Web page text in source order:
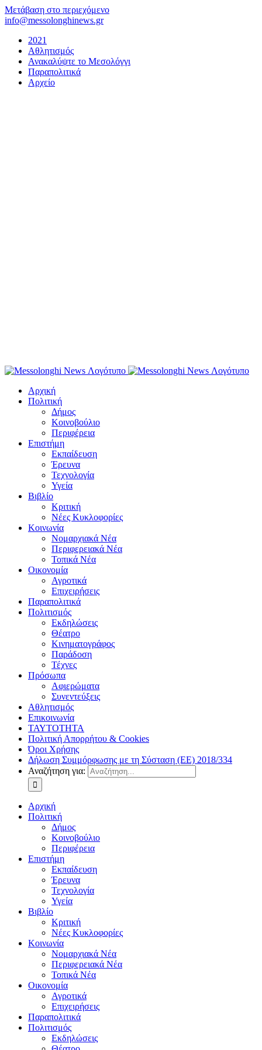
Μετάβαση στο περιεχόμενο
info@messolonghinews.gr
2021
Αθλητισμός
Ανακαλύψτε το Μεσολόγγι
Παραπολιτικά
Αρχείο
Αρχική
Πολιτική
Δήμος
Κοινοβούλιο
Περιφέρεια
Επιστήμη
Εκπαίδευση
Έρευνα
Τεχνολογία
Υγεία
Βιβλίο
Κριτική
Νέες Κυκλοφορίες
Κοινωνία
Νομαρχιακά Νέα
Περιφερειακά Νέα
Τοπικά Νέα
Οικονομία
Αγροτικά
Επιχειρήσεις
Παραπολιτικά
Πολιτισμός
Εκδηλώσεις
Θέατρο
Κινηματογράφος
Παράδοση
Τέχνες
Πρόσωπα
Αφιερώματα
Συνεντεύξεις
Αθλητισμός
Επικοινωνία
ΤΑΥΤΟΤΗΤΑ
Πολιτική Απορρήτου & Cookies
Όροι Χρήσης
Δήλωση Συμμόρφωσης με τη Σύσταση (ΕΕ) 2018/334
Αναζήτηση για:
Αρχική
Πολιτική
Δήμος
Κοινοβούλιο
Περιφέρεια
Επιστήμη
Εκπαίδευση
Έρευνα
Τεχνολογία
Υγεία
Βιβλίο
Κριτική
Νέες Κυκλοφορίες
Κοινωνία
Νομαρχιακά Νέα
Περιφερειακά Νέα
Τοπικά Νέα
Οικονομία
Αγροτικά
Επιχειρήσεις
Παραπολιτικά
Πολιτισμός
Εκδηλώσεις